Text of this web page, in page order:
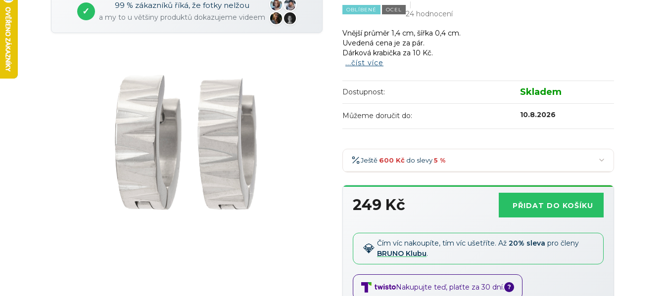
✓
99 % zákazníků říká, že fotky nelžou
a my to u většiny produktů dokazujeme videem
OBLÍBENÉ OCEL 24 hodnocení
Vnější průměr 1,4 cm, šířka 0,4 cm.
Uvedená cena je za pár.
Dárková krabička za 10 Kč.
...číst více
Dostupnost: Skladem
Můžeme doručit do: 10.8.2026
Ještě 600 Kč do slevy5 %
900 Kč → -7 %
Nejoblíbenější
1 500 Kč -15 %
249 Kč PŘIDAT DO KOŠÍKU
Čím víc nakoupíte, tím víc ušetříte. Až 20% sleva pro členy
BRUNO Klubu.
Nakupujte teď, plaťte za 30 dní. ?